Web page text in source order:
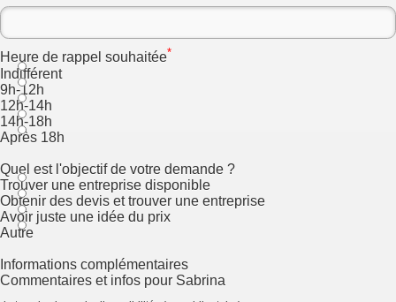
Heure de rappel souhaitée*
Indifférent
9h-12h
12h-14h
14h-18h
Après 18h
Quel est l'objectif de votre demande ?
Trouver une entreprise disponible
Obtenir des devis et trouver une entreprise
Avoir juste une idée du prix
Autre
Informations complémentaires
Commentaires et infos pour Sabrina